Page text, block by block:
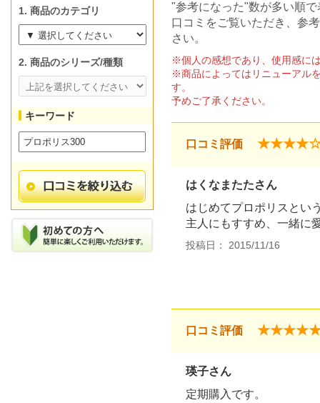
"参考になった"数が多い順
口コミをご覧いただき、参
さい。
※個人の感想であり、使用感に
※商品によってはリニューアル
す。
予めご了承ください。
口コミ評価
はくなまたたさん
はじめてプロポリスとい
主人にもすすめ、一緒に
投稿日： 2015/11/16
口コミ評価
瑛子さん
定期購入です。
1. 商品のカテゴリ
2. 商品のシリーズ/種類
キーワード